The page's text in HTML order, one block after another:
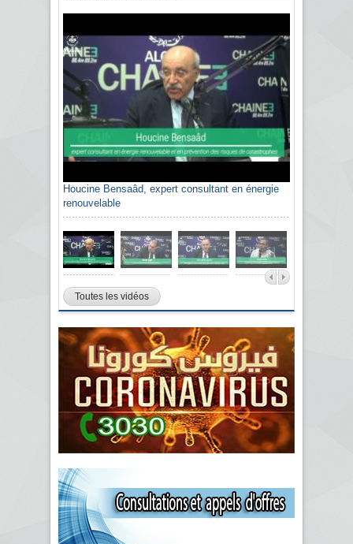
Houcine Bensaâd, expert consultant en énergie
renouvelable
Toutes les vidéos